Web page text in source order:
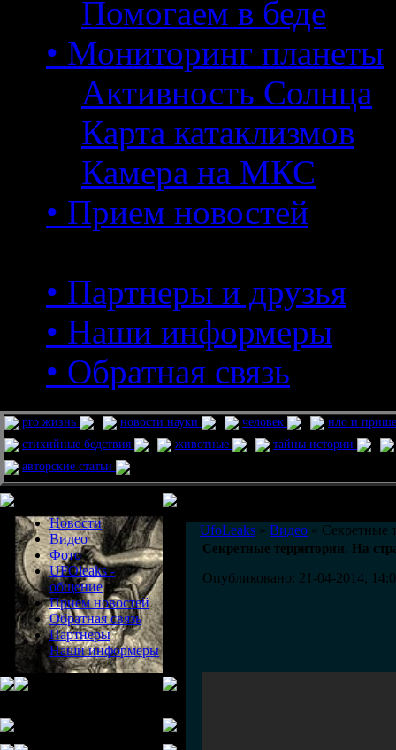
Помогаем в беде
• Мониторинг планеты
Активность Солнца
Карта катаклизмов
Камера на МКС
• Прием новостей
• Партнеры и друзья
• Наши информеры
• Обратная связь
pro жизнь новости науки человек
нло и
стихийные бедствия
животные
тайны истории
авторские статьи
Новости
Видео
Фото
UFOleaks -
общение
Прием новостей
Обратная связь
Партнеры
Наши информеры
UfoLeaks » Видео » Секретные
Секретные территории. На
Опубликовано: 21-04-2014,